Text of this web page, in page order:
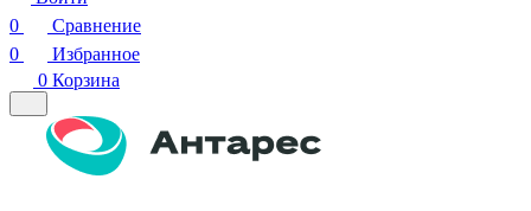
0
Сравнение
0
Избранное
0 Корзина